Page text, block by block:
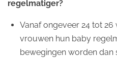
regelmatiger?
Vanaf ongeveer 24 tot
vrouwen hun baby
bewegingen worden dan